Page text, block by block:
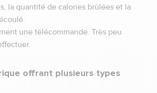
la quantité de calories brûlées et la
une télécommande. Très peu
offrant plusieurs types